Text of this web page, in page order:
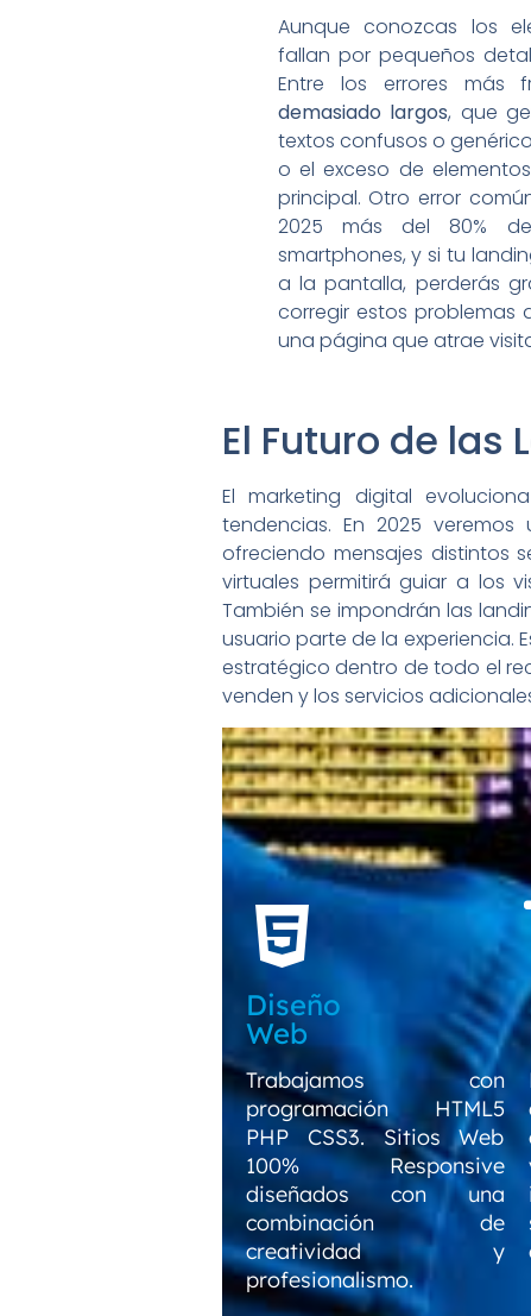
Aunque conozcas los
fallan por pequeños
Entre los errores más
demasiado largos, que
textos confusos o
o el exceso de
principal. Otro error
2025 más del 80%
smartphones, y si tu
a la pantalla, perderás
corregir estos problemas
una página que atrae
El Futuro de las
El marketing digital
tendencias. En 2025
ofreciendo mensajes distintos
virtuales permitirá guiar a los
También se impondrán las
usuario parte de la experiencia.
estratégico dentro de todo el
venden y los servicios
Diseño
Web
Trabajamos con
programación HTML5
PHP CSS3. Sitios Web
100% Responsive
diseñados con una
combinación de
creatividad y
profesionalismo.